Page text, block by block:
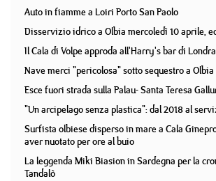
Auto in fiamme a Loiri Porto San Paolo
Disservizio idrico a Olbia mercoledì 10 aprile,
Il Cala di Volpe approda all'Harry's bar di Londra
Nave merci "pericolosa" sotto sequestro a Olbia
Esce fuori strada sulla Palau- Santa Teresa
"Un arcipelago senza plastica": dal 2018 al
Surfista olbiese disperso in mare a Cala
aver nuotato per ore al buio
La leggenda Miki Biasion in Sardegna per la
Tandalò